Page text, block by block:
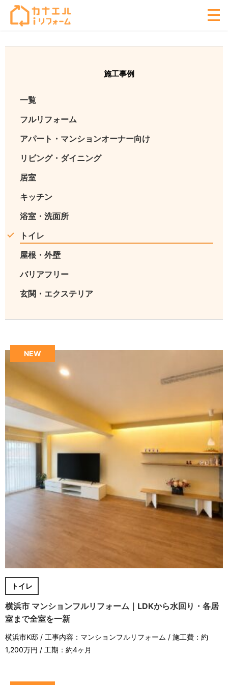
施工事例
一覧
フルリフォーム
アパート・マンションオーナー向け
リビング・ダイニング
居室
キッチン
浴室・洗面所
トイレ
屋根・外壁
バリアフリー
玄関・エクステリア
NEW
トイレ
横浜市 マンションフルリフォーム｜LDKから水回り・各居
室まで全室を一新
横浜市K邸 / 工事内容：マンションフルリフォーム / 施工費：約
1,200万円 / 工期：約4ヶ月